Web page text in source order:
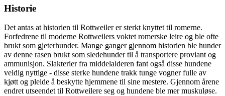
Historie
Det antas at historien til Rottweiler er sterkt knyttet til romerne.
Forfedrene til moderne Rottweilers voktet romerske leire og ble ofte
brukt som gjeterhunder. Mange ganger gjennom historien ble hunder
av denne rasen brukt som sledehunder til å transportere proviant og
ammunisjon. Slakterier fra middelalderen fant også disse hundene
veldig nyttige - disse sterke hundene trakk tunge vogner fulle av
kjøtt og pleide å beskytte hjemmene til sine mestere. Gjennom årene
endret utseendet til Rottweilere seg og hundene ble mer muskuløse.